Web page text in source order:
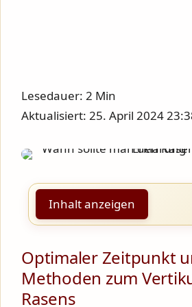
Lesedauer: 2 Min
Aktualisiert: 25. April 2024
Inhalt anzeigen
Optimaler Zeitpunkt
Methoden zum
Rasens